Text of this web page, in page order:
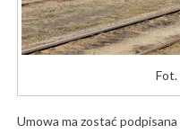
Fot.
Umowa ma zostać